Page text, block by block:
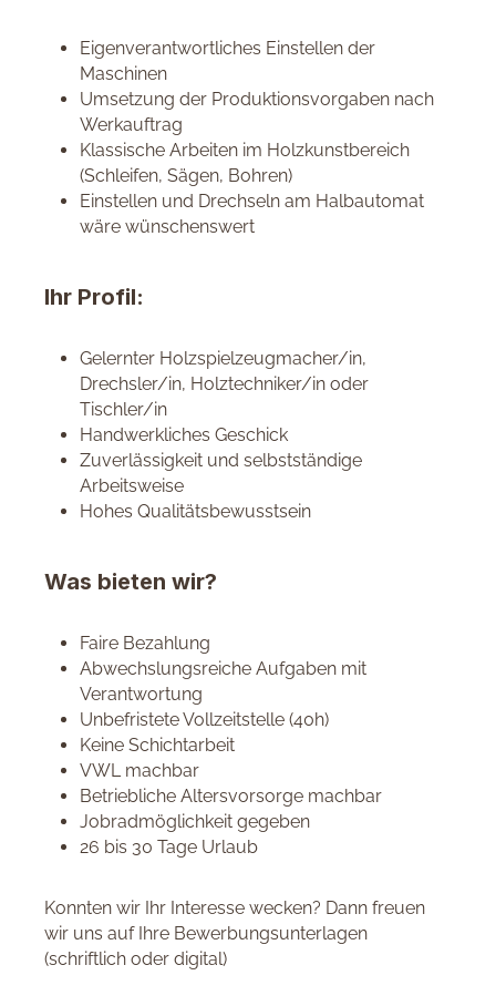
Eigenverantwortliches Einstellen der
Maschinen
Umsetzung der Produktionsvorgaben nach
Werkauftrag
Klassische Arbeiten im Holzkunstbereich
(Schleifen, Sägen, Bohren)
Einstellen und Drechseln am Halbautomat
wäre wünschenswert
Ihr Profil:
Gelernter Holzspielzeugmacher/in,
Drechsler/in, Holztechniker/in oder
Tischler/in
Handwerkliches Geschick
Zuverlässigkeit und selbstständige
Arbeitsweise
Hohes Qualitätsbewusstsein
Was bieten wir?
Faire Bezahlung
Abwechslungsreiche Aufgaben mit
Verantwortung
Unbefristete Vollzeitstelle (40h)
Keine Schichtarbeit
VWL machbar
Betriebliche Altersvorsorge machbar
Jobradmöglichkeit gegeben
26 bis 30 Tage Urlaub
Konnten wir Ihr Interesse wecken? Dann freuen
wir uns auf Ihre Bewerbungsunterlagen
(schriftlich oder digital)